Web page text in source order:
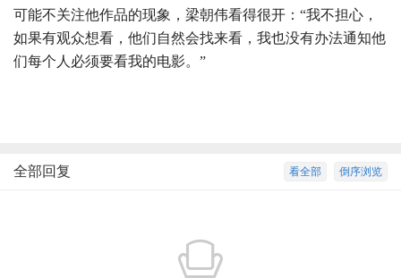
可能不关注他作品的现象，梁朝伟看得很开：“我不担心，
如果有观众想看，他们自然会找来看，我也没有办法通知他
们每个人必须要看我的电影。”
倒序浏览
看全部
全部回复